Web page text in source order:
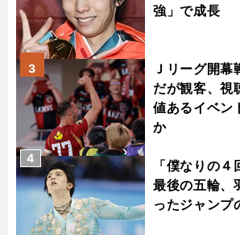
強」で成長
Ｊリーグ開幕
だが観客、視
値あるイベン
か
3
「僕なりの４
最後の五輪、
ったジャンプ
4